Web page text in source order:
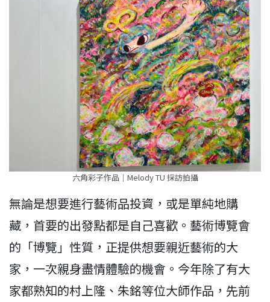
六角彩子作品｜Melody TU 採訪拍攝
無論是想要進行藝術品投資，或是單純地購
藏，首要的出發點都是自己喜歡。藝術博覽會
的「博覽」性質，正提供想要親近藝術的大
家，一次親身盡情體驗的機會。今年除了有大
家都熟知的村上隆、朱銘等位大師作品，先前